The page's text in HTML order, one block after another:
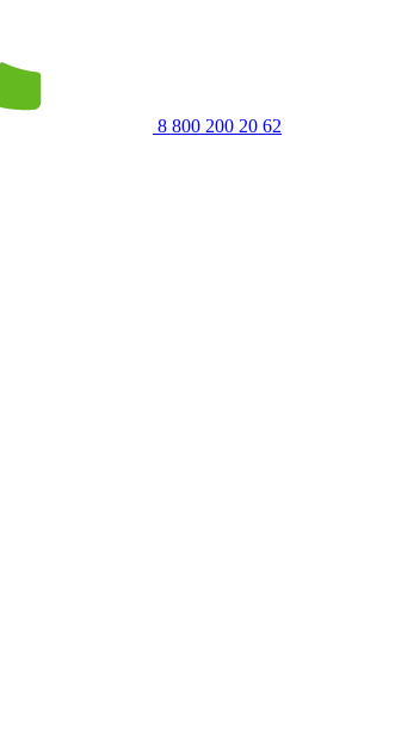
8 800 200 20 62